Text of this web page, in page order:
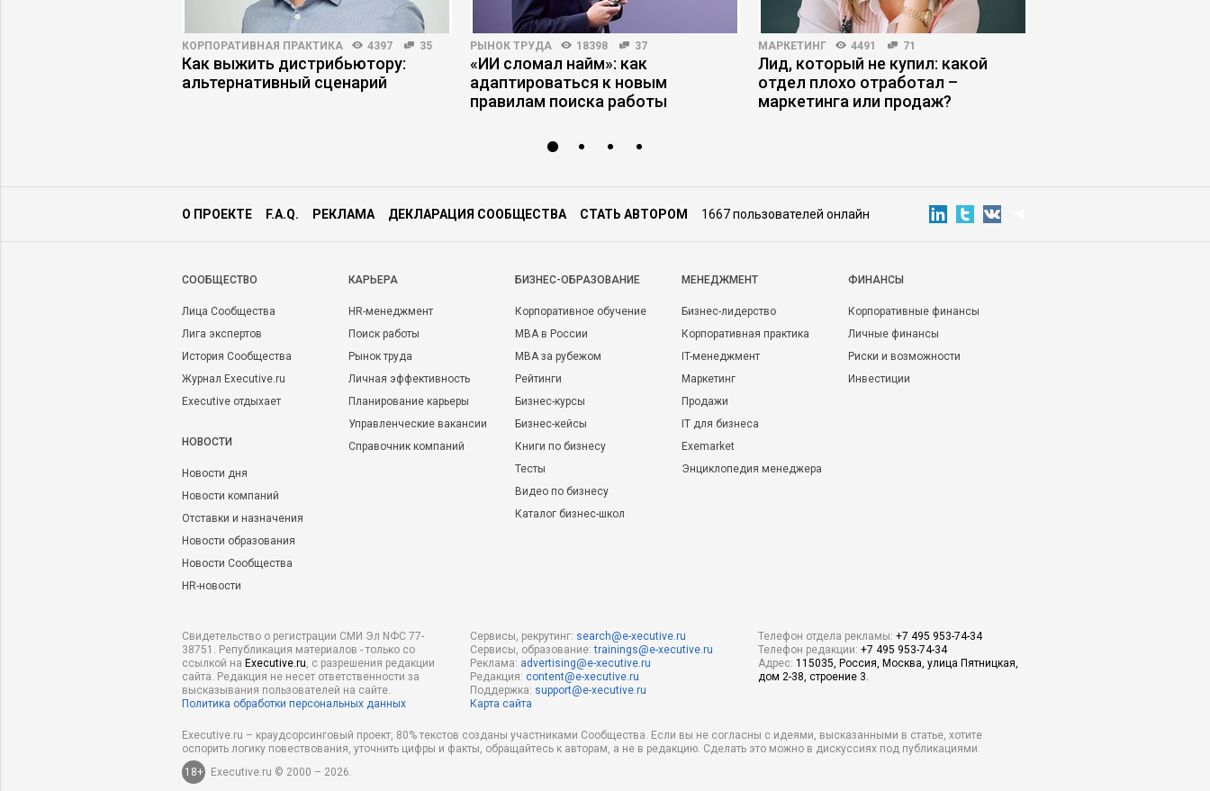
КОРПОРАТИВНАЯ ПРАКТИКА 4397 35
Как выжить дистрибьютору:
альтернативный сценарий
РЫНОК ТРУДА 18398 37
«ИИ сломал найм»: как
адаптироваться к новым
правилам поиска работы
МАРКЕТИНГ 4491 71
Лид, который не купил: какой
отдел плохо отработал –
маркетинга или продаж?
О ПРОЕКТЕ F.A.Q. РЕКЛАМА ДЕКЛАРАЦИЯ СООБЩЕСТВА СТАТЬ АВТОРОМ 1667 пользователей онлайн
CООБЩЕСТВО
Лица Сообщества
Лига экспертов
История Сообщества
Журнал Executive.ru
Executive отдыхает
НОВОСТИ
Новости дня
Новости компаний
Отставки и назначения
Новости образования
Новости Сообщества
HR-новости
КАРЬЕРА
HR-менеджмент
Поиск работы
Рынок труда
Личная эффективность
Планирование карьеры
Управленческие вакансии
Справочник компаний
БИЗНЕС-ОБРАЗОВАНИЕ
Корпоративное обучение
MBA в России
MBA за рубежом
Рейтинги
Бизнес-курсы
Бизнес-кейсы
Книги по бизнесу
Тесты
Видео по бизнесу
Каталог бизнес-школ
МЕНЕДЖМЕНТ
Бизнес-лидерство
Корпоративная практика
IT-менеджмент
Маркетинг
Продажи
IT для бизнеса
Exemarket
Энциклопедия менеджера
ФИНАНСЫ
Корпоративные финансы
Личные финансы
Риски и возможности
Инвестиции
Свидетельство о регистрации СМИ Эл NФС 77-
38751. Републикация материалов - только со
ссылкой на Executive.ru, с разрешения редакции
сайта. Редакция не несет ответственности за
высказывания пользователей на сайте.
Политика обработки персональных данных
Сервисы, рекрутинг: search@e-xecutive.ru
Сервисы, образование:trainings@e-xecutive.ru
Реклама: advertising@e-xecutive.ru
Редакция: content@e-xecutive.ru
Поддержка: support@e-xecutive.ru
Карта сайта
Телефон отдела рекламы: +7 495 953-74-34
Телефон редакции: +7 495 953-74-34
Адрес: 115035, Россия, Москва, улица Пятницкая,
дом 2-38, строение 3.
Executive.ru – краудсорсинговый проект, 80% текстов созданы участниками Сообщества. Если вы не согласны с идеями, высказанными в статье, хотите
оспорить логику повествования, уточнить цифры и факты, обращайтесь к авторам, а не в редакцию. Сделать это можно в дискуссиях под публикациями.
18+
Executive.ru © 2000 – 2026.